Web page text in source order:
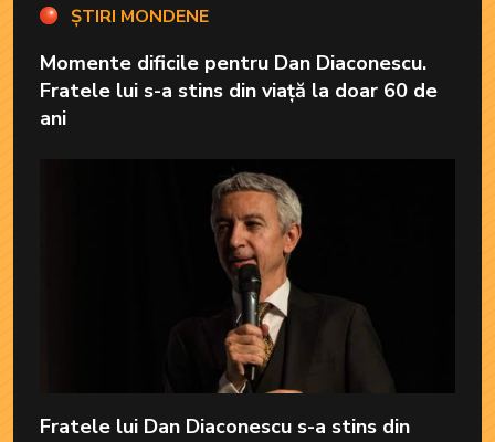
ȘTIRI MONDENE
Momente dificile pentru Dan Diaconescu.
Fratele lui s-a stins din viață la doar 60 de
ani
Fratele lui Dan Diaconescu s-a stins din